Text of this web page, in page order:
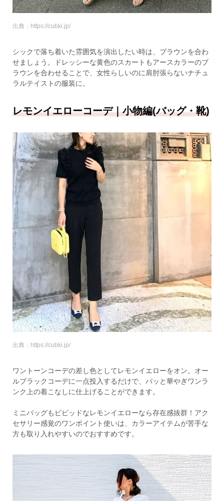
出典：https://cubki.jp/
シックで落ち着いた雰囲気を演出したい時は、ブラウンを合わ
せましょう。ドレッシーな黄色のスカートもアースカラーのブ
ラウンを合わせることで、女性らしいのに肩肘張らないナチュ
ラルテイストの服装に。
レモンイエローコーデ｜小物編(バッグ・靴)
出典：https://cubki.jp/
ワントーンコーデの差し色としてレモンイエローをオン。オー
ルブラックコーデに一点投入するだけで、パッと華やぎワンラ
ンク上の着こなしに仕上げることができます。
ミニバッグもビビッドなレモンイエローなら存在感抜群！アク
セサリー感覚のワンポイント使いは、カラーアイテムが苦手な
方も取り入れやすいのでおすすめです。